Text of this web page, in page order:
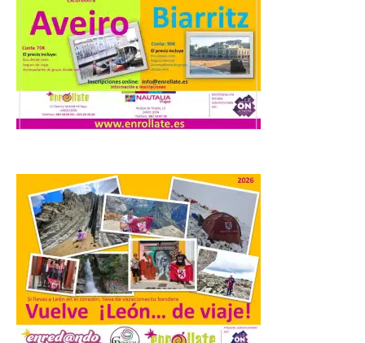
6 Ago 2026
Los días 7, 8 y 9 de agosto
de 2026, Camarzana de
Tera volverá a convertirse
en punto de encuentro,
con la Villa Romana de
El Ayuntamiento de
Cabrillanes analizará,
conforme a la legalidad, la
solicitud para la
celebración del Iberia
Eclipse Festival
6 Ago 2026